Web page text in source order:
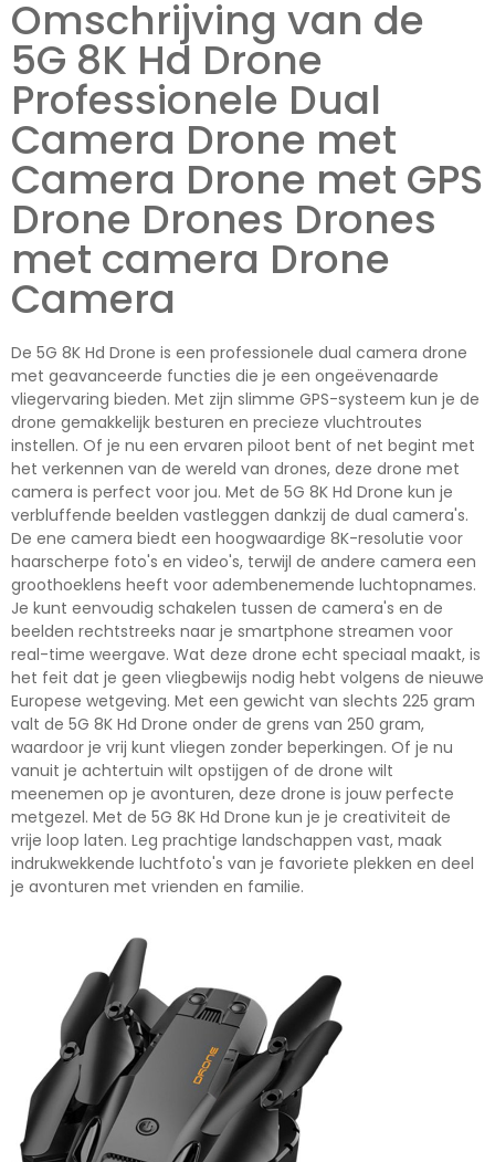
Omschrijving van de
5G 8K Hd Drone
Professionele Dual
Camera Drone met
Camera Drone met GPS
Drone Drones Drones
met camera Drone
Camera
De 5G 8K Hd Drone is een professionele dual camera drone
met geavanceerde functies die je een ongeëvenaarde
vliegervaring bieden. Met zijn slimme GPS-systeem kun je de
drone gemakkelijk besturen en precieze vluchtroutes
instellen. Of je nu een ervaren piloot bent of net begint met
het verkennen van de wereld van drones, deze drone met
camera is perfect voor jou. Met de 5G 8K Hd Drone kun je
verbluffende beelden vastleggen dankzij de dual camera's.
De ene camera biedt een hoogwaardige 8K-resolutie voor
haarscherpe foto's en video's, terwijl de andere camera een
groothoeklens heeft voor adembenemende luchtopnames.
Je kunt eenvoudig schakelen tussen de camera's en de
beelden rechtstreeks naar je smartphone streamen voor
real-time weergave. Wat deze drone echt speciaal maakt, is
het feit dat je geen vliegbewijs nodig hebt volgens de nieuwe
Europese wetgeving. Met een gewicht van slechts 225 gram
valt de 5G 8K Hd Drone onder de grens van 250 gram,
waardoor je vrij kunt vliegen zonder beperkingen. Of je nu
vanuit je achtertuin wilt opstijgen of de drone wilt
meenemen op je avonturen, deze drone is jouw perfecte
metgezel. Met de 5G 8K Hd Drone kun je je creativiteit de
vrije loop laten. Leg prachtige landschappen vast, maak
indrukwekkende luchtfoto's van je favoriete plekken en deel
je avonturen met vrienden en familie.